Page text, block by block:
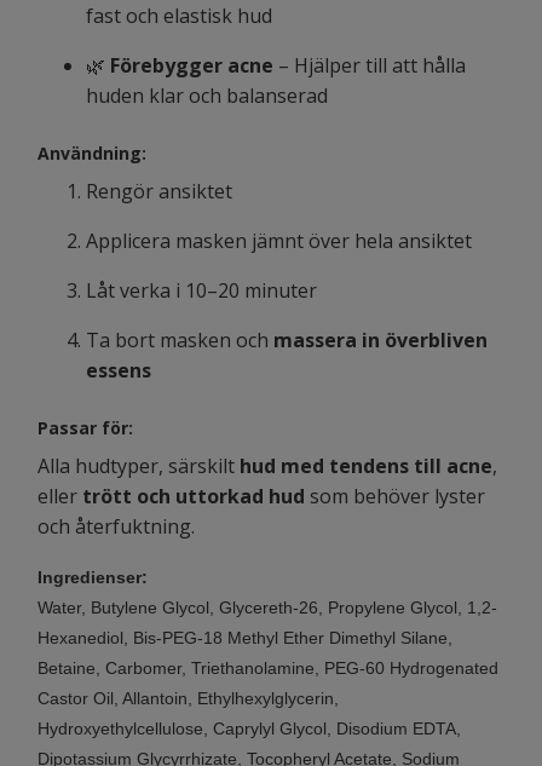
fast och elastisk hud
🌿 Förebygger acne – Hjälper till att hålla
huden klar och balanserad
Användning:
Rengör ansiktet
Applicera masken jämnt över hela ansiktet
Låt verka i 10–20 minuter
Ta bort masken och massera in överbliven
essens
Passar för:
Alla hudtyper, särskilt hud med tendens till acne,
eller trött och uttorkad hud som behöver lyster
och återfuktning.
Ingredienser:
Water, Butylene Glycol, Glycereth-26, Propylene Glycol, 1,2-
Hexanediol, Bis-PEG-18 Methyl Ether Dimethyl Silane,
Betaine, Carbomer, Triethanolamine, PEG-60 Hydrogenated
Castor Oil, Allantoin, Ethylhexylglycerin,
Hydroxyethylcellulose, Caprylyl Glycol, Disodium EDTA,
Dipotassium Glycyrrhizate, Tocopheryl Acetate, Sodium